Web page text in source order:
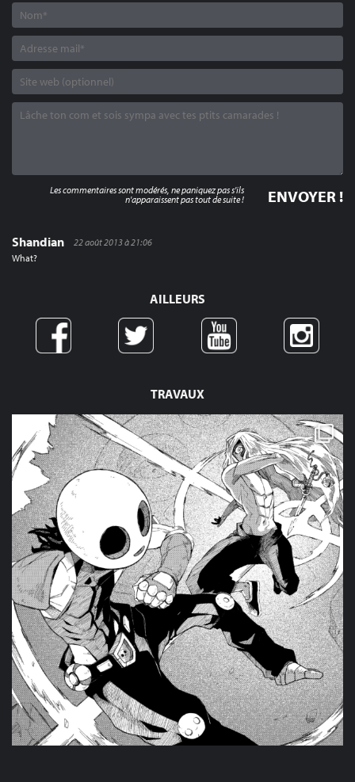
TRAVAUX
Shandian
22 août 2013 à 21:06
What?
Les commentaires sont modérés, ne paniquez pas s'ils
n'apparaissent pas tout de suite !
AILLEURS